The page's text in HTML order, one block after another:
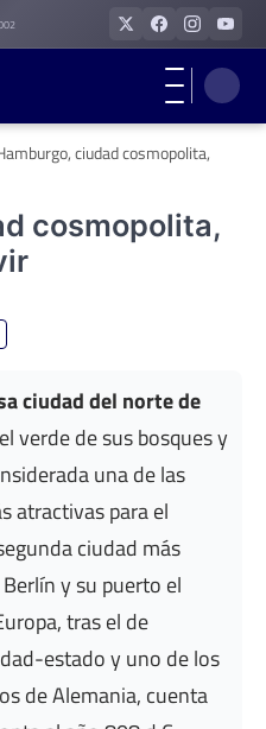
ciudad cosmopolita,
cosmopolita,
ciudad del norte de
verde de sus bosques y
una de las
atractivas para el
ciudad más
y su puerto el
tras el de
estado y uno de los
de Alemania, cuenta